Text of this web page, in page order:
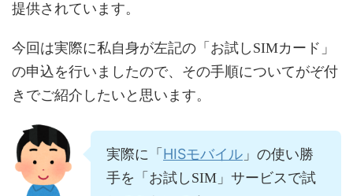
提供されています。
今回は実際に私自身が左記の「お試しSIMカード」
の申込を行いましたので、その手順についてがぞ付
きでご紹介したいと思います。
実際に「 HISモバイル 」の使い勝
手を「お試しSIM」サービスで試